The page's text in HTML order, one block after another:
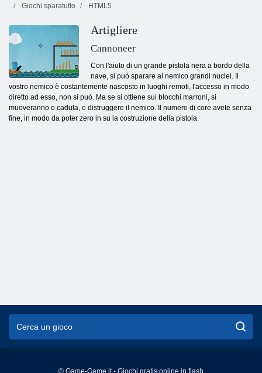
Giochi sparatutto
HTML5
Artigliere
Cannoneer
Con l'aiuto di un grande pistola nera a bordo della
nave, si può sparare al nemico grandi nuclei. Il
vostro nemico è costantemente nascosto in luoghi remoti, l'accesso in modo
diretto ad esso, non si può. Ma se si ottiene sui blocchi marroni, si
muoveranno o caduta, e distruggere il nemico. Il numero di core avete senza
fine, in modo da poter zero in su la costruzione della pistola.
© Game-Game.it - Giochi gratis online in flash